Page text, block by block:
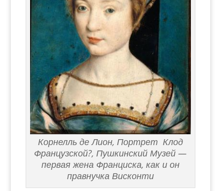
Корнелль де Лион, Портрет Клод
Французской?, Пушкинский Музей —
первая жена Франциска, как и он
правнучка Висконти